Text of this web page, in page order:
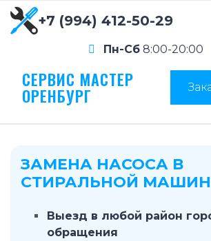
+7 (994) 412-50-29
Пн-Сб 8:00-20:00
СЕРВИС МАСТЕР
ОРЕНБУРГ
ЗАМЕНА НАСОСА В
СТИРАЛЬНОЙ
Выезд в любой район
обращения